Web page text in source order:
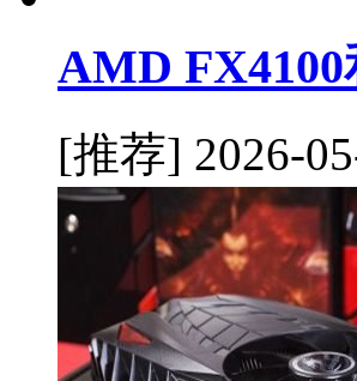
AMD
[推荐] 2026-